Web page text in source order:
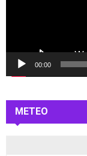
d
o
00:00
METEO